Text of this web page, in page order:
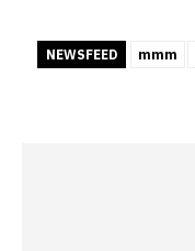
NEWSFEED mmm